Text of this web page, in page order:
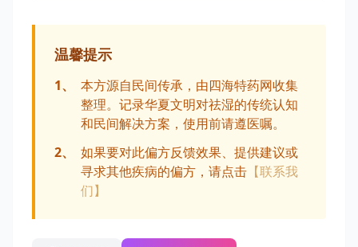
温馨提示
1、
本方源自民间传承，由四海特药网收集
整理。记录华夏文明对祛湿的传统认知
和民间解决方案，使用前请遵医嘱。
2、
如果要对此偏方反馈效果、提供建议或
寻求其他疾病的偏方，请点击 【联系我
们】